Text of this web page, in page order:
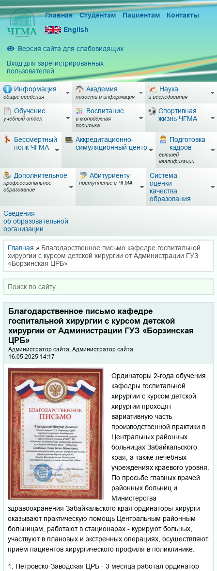
Главная Студентам Пациентам
Контакты
English
Версия сайта для слабовидящих
Вход для зарегистрированных
пользователей
Информация
общие сведения
Академия
новости и информация
Наука
и исследования
Обучение
учебный отдел
Воспитание
и молодёжная
политика
Спортивная
жизнь ЧГМА
Бессмертный
полк ЧГМА
Аккредитационно-
симуляционный центр
Подготовка
кадров
высшей
квалификации
Дополнительное
профессиональное
образование
Абитуриенту
поступление в ЧГМА
Система
оценки
качества
образования
Сведения
об образовательной
организации
Главная » Благодарственное письмо кафедре госпитальной
хирургии с курсом детской хирургии от Администрации ГУЗ
«Борзинская ЦРБ»
Благодарственное письмо кафедре
госпитальной хирургии с курсом детской
хирургии от Администрации ГУЗ «Борзинская
ЦРБ»
Администратор сайта, Администратор сайта
16.05.2025 14:17
Ординаторы 2-года обучения
кафедры госпитальной
хирургии с курсом детской
хирургии проходят
вариативную часть
производственной практики в
Центральных районных
больницах Забайкальского
края, а также лечебных
учреждениях краевого уровня.
По просьбе главных врачей
районных больниц и
Министерства
здравоохранения Забайкальского края ординаторы-хирурги
оказывают практическую помощь Центральным районным
больницам, работают в стационарах - курируют больных,
участвуют в плановых и экстренных операциях, осуществляют
прием пациентов хирургического профиля в поликлинике.
1. Петровско-Заводская ЦРБ - 3 месяца работал ординатор